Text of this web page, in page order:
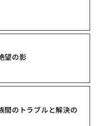
望の影
間のトラブルと解決の